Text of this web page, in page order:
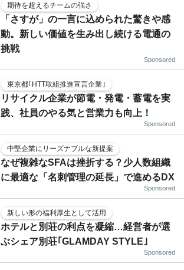
期待を超えるチームの強さ
「さすが」の一言に込められた驚きや感
動。新しい価値を生み出し続ける電通の
挑戦
Sponsored
東京都｢HTT取組推進宣言企業｣
リサイクル企業が節電・発電・蓄電を実
践、社員のやる気と営業力も向上！
Sponsored
中堅企業にリーズナブルな新提案
なぜ複雑なSFAは挫折する？少人数組織
に最適な「名刺管理の延長」で進めるDX
Sponsored
新しい形の福利厚生として活用
ホテルと別荘の利点を凝縮…経営者が選
ぶシェア別荘｢GLAMDAY STYLE｣
Sponsored